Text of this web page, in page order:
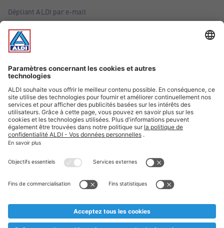
Dépliant ALDI par e-mail
Offres
Infos essentielles
Suivez ALDI Belgique
Textes marqués d'un astérisque et mentions légales
* Nous vendons ces articles temporairement et jusqu'à
au cas où, malgré le planning bien étudié, nous serions
prématurément en rupture de stock. Prix Recupel et TVA incl.
** Sur ce site, l’utilisation de la forme masculine a été adoptée